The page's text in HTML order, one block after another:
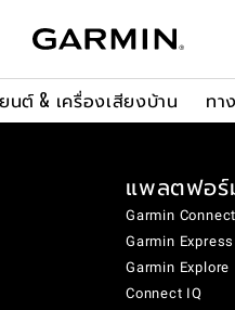
นต์ & เครื่องเสียงบ้าน ทา
แพลตฟอร์
Garmin Connect
Garmin Express
Garmin Explore
Connect IQ